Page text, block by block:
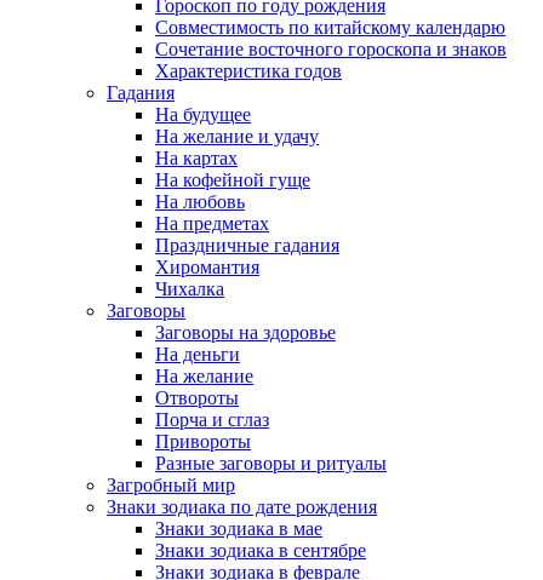
Гороскоп по году рождения
Совместимость по китайскому календарю
Сочетание восточного гороскопа и знаков
Характеристика годов
Гадания
На будущее
На желание и удачу
На картах
На кофейной гуще
На любовь
На предметах
Праздничные гадания
Хиромантия
Чихалка
Заговоры
Заговоры на здоровье
На деньги
На желание
Отвороты
Порча и сглаз
Привороты
Разные заговоры и ритуалы
Загробный мир
Знаки зодиака по дате рождения
Знаки зодиака в мае
Знаки зодиака в сентябре
Знаки зодиака в феврале